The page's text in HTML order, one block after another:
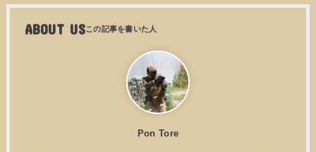
ABOUT US
Pon Tore